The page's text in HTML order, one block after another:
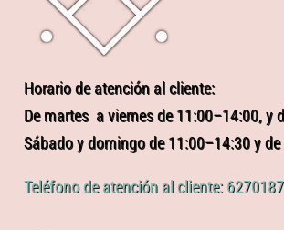
Horario de atención al cliente:
De martes a viernes de 11:00–14:00, y
Sábado y domingo de 11:00–14:30 y
Teléfono de atención al cliente: